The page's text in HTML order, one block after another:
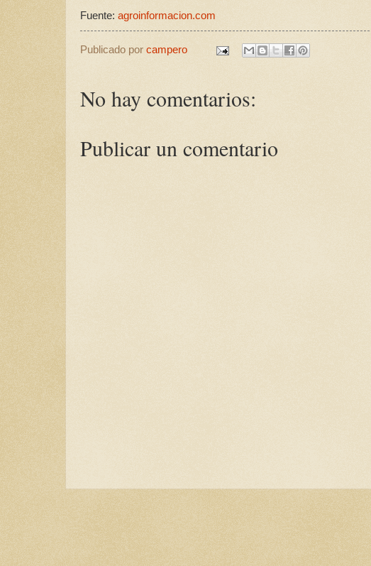
Fuente: agroinformacion.com
Publicado por campero
No hay comentarios:
Publicar un comentario